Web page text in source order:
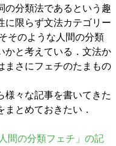
の分類法であるという趣
に限らず文法カテゴリー
そのような人間の分類
かと考えている．文法か
まさにフェチのたまもの
々な記事を書いてきた
とめておきたい．
間の分類フェチ」の記